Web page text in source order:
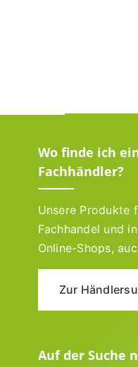
Wo finde ich
Fachhändler?
Unsere Produkte
Fachhandel und
Online-Shops,
Zur
Auf der Suche